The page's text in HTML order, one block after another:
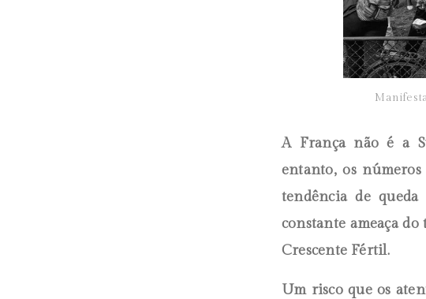
A França não é a
entanto, os
tendência de
constante ameaça
Crescente Fértil.
Um risco que os